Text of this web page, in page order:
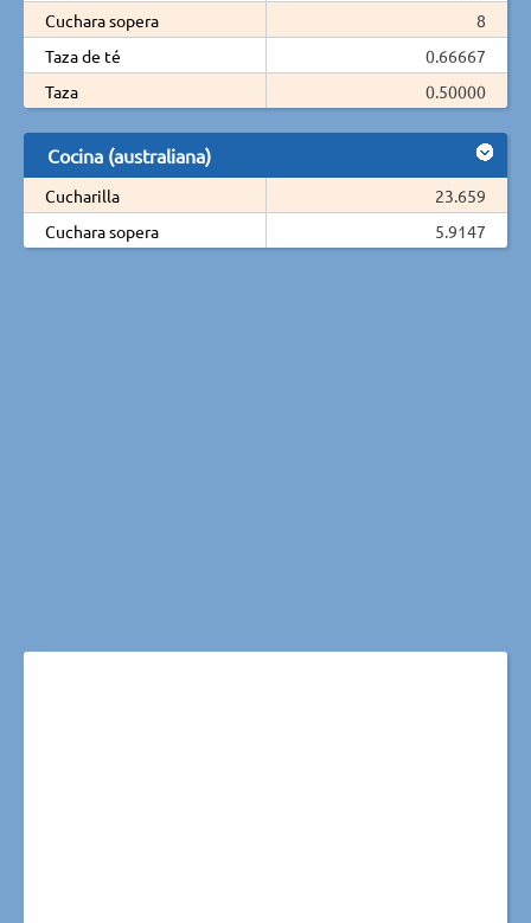
Cuchara sopera
8
Taza de té
0.66667
Taza
0.50000
Cocina (australiana)
Cucharilla
23.659
Cuchara sopera
5.9147